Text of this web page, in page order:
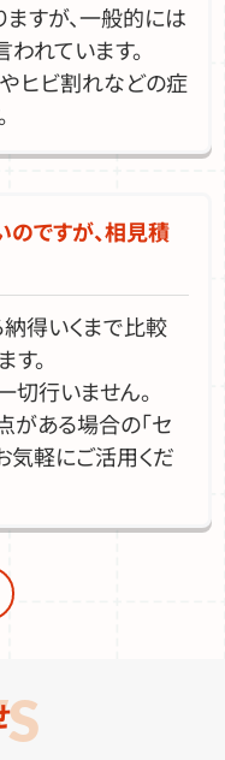
すが、一般的には
れています。
ヒビ割れなどの症
ですが、相見積
納得いくまで比較
。
行いません。
ある場合の「セ
気軽にご活用くだ